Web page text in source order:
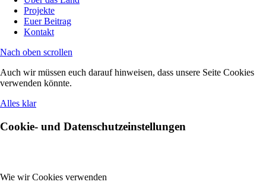
Projekte
Euer Beitrag
Kontakt
Nach oben scrollen
Auch wir müssen euch darauf hinweisen, dass unsere Seite Cookies
verwenden könnte.
Alles klar
Cookie- und Datenschutzeinstellungen
Wie wir Cookies verwenden